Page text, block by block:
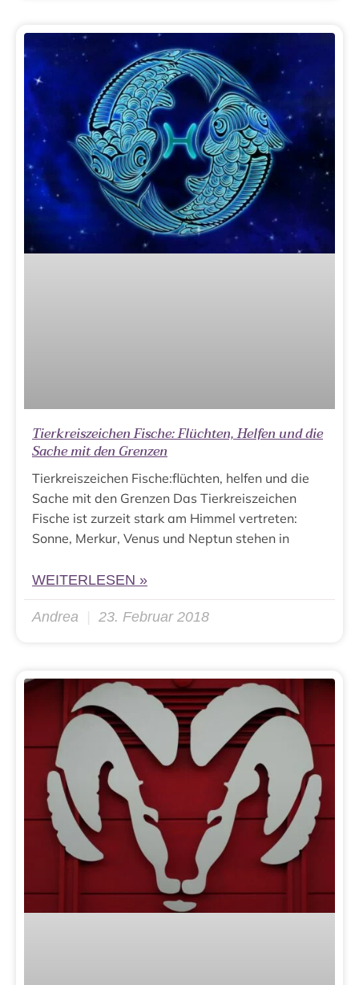
Tierkreiszeichen Fische: Flüchten, Helfen und die
Sache mit den Grenzen
Tierkreiszeichen Fische:flüchten, helfen und die
Sache mit den Grenzen Das Tierkreiszeichen
Fische ist zurzeit stark am Himmel vertreten:
Sonne, Merkur, Venus und Neptun stehen in
WEITERLESEN »
Andrea 23. Februar 2018